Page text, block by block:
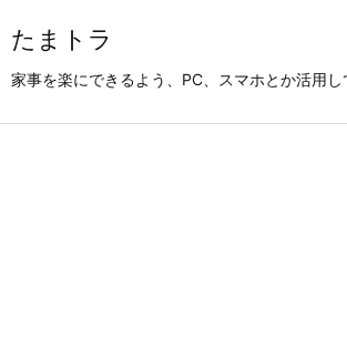
たまトラ
家事を楽にできるよう、PC、スマホとか活用し